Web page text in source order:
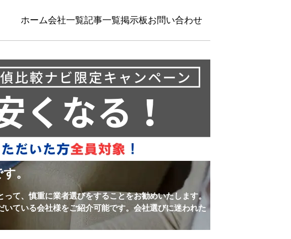
ホーム会社一覧記事一覧掲示板お問い合わせ
。
て、慎重に業者選びをすることをお勧めいたします。
ている会社様をご紹介可能です。会社選びに迷われた